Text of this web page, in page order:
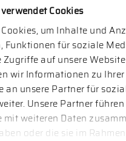
Cookies
um Inhalte und
Funktionen für soziale
auf unsere
wir Informationen zu
an unsere Partner für
Unsere Partner
weiteren Daten
oder die sie im
40212 Düsseldorf.